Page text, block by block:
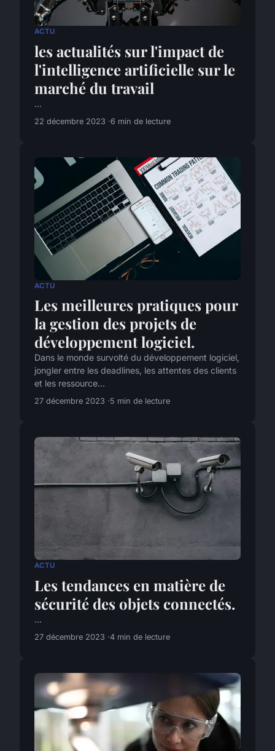
ACTU
les actualités sur l'impact de
l'intelligence artificielle sur le
marché du travail
...
22 décembre 2023 6 min de lecture
ACTU
Les meilleures pratiques pour
la gestion des projets de
développement logiciel.
Dans le monde survolté du développement logiciel,
jongler entre les deadlines, les attentes des clients
et les ressource...
27 décembre 2023 5 min de lecture
ACTU
Les tendances en matière de
sécurité des objets connectés.
...
27 décembre 2023 4 min de lecture